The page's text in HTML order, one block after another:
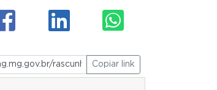
Copiar link